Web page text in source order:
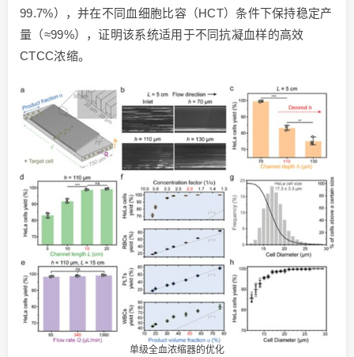
99.7%），并在不同血细胞比容（HCT）条件下保持稳定产
量（≈99%），证明该系统适用于不同抗凝血样的高效
CTCC浓缩。
单级全血浓缩器的优化